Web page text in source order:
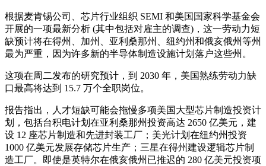
根据麦肯锡公司、芯片行业组织 SEMI 和美国国家科学基金会
开展的一项最新分析 (其中包括对雇主的调查)，这一劳动力短
缺预计将在得州、加州、亚利桑那州、纽约州和俄亥俄州等州
最为严重，因为许多新的半导体制造设施计划落户这些州。
这项在周二发布的研究预计，到 2030 年，美国熟练劳动力缺
口最高将达到 15.7 万个全职岗位。
报告指出，人才短缺可能会拖慢多项美国大型芯片制造投资计
划，包括台积电计划在亚利桑那州投资高达 2650 亿美元，建
设 12 座芯片制造和先进封装工厂；美光计划在纽约州投资
1000 亿美元发展存储芯片生产；三星在得州建设逻辑芯片制
造工厂。即使是英特尔在俄亥俄州已推迟的 280 亿美元投资项